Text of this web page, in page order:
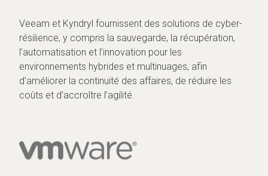
Veeam et Kyndryl fournissent des solutions de cyber-
résilience, y compris la sauvegarde, la récupération,
l’automatisation et l’innovation pour les
environnements hybrides et multinuages, afin
d’améliorer la continuité des affaires, de réduire les
coûts et d’accroître l’agilité.